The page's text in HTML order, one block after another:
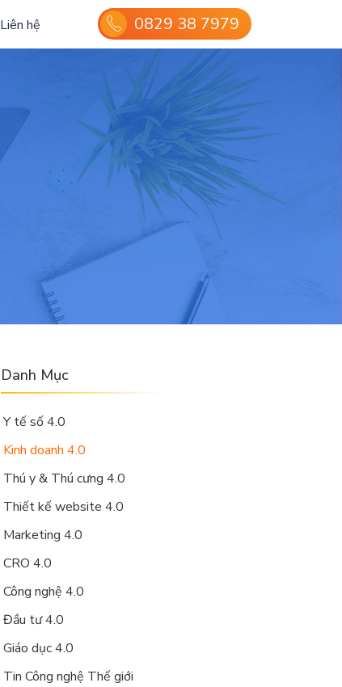
0829 38 7979
Liên hệ
Danh Mục
Y tế số 4.0
Kinh doanh 4.0
Thú y & Thú cưng 4.0
Thiết kế website 4.0
Marketing 4.0
CRO 4.0
Công nghệ 4.0
Đầu tư 4.0
Giáo dục 4.0
Tin Công nghệ Thế giới